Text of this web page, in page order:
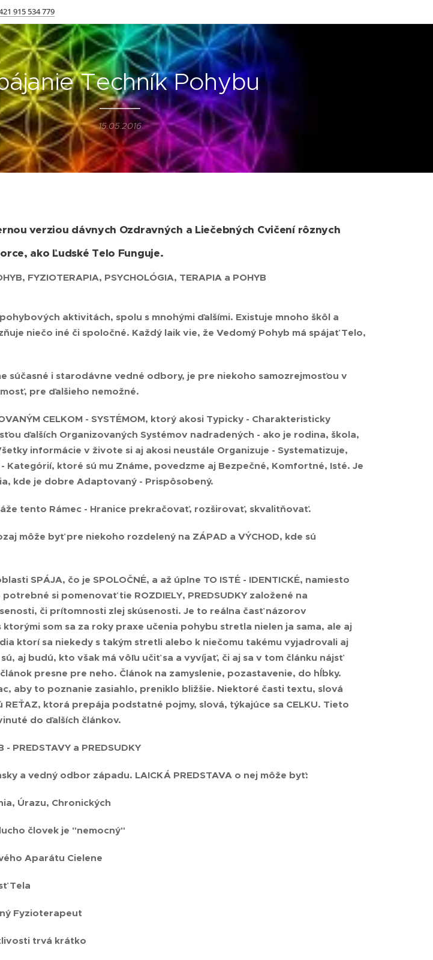
915 534 779
Techník Pohybu
15.05.2016
verziou dávnych Ozdravných a Liečebných Cvičení rôznych
ako Ľudské Telo Funguje.
FYZIOTERAPIA, PSYCHOLÓGIA, TERAPIA a POHYB
pohybových aktivitách, spolu s mnohými ďalšími. Existuje mnoho škôl a
niečo iné či spoločné. Každý laik vie, že Vedomý Pohyb má spájať Telo,
súčasné i starodávne vedné odbory, je pre niekoho samozrejmosťou v
pre ďalšieho nemožné.
CELKOM - SYSTÉMOM, ktorý akosi Typicky - Charakteristicky
ďalších Organizovaných Systémov nadradených - ako je rodina, škola,
informácie v živote si aj akosi neustále Organizuje - Systematizuje,
ktoré sú mu Známe, povedzme aj Bezpečné, Komfortné, Isté. Je
kde je dobre Adaptovaný - Prispôsobený.
tento Rámec - Hranice prekračovať, rozširovať, skvalitňovať.
môže byť pre niekoho rozdelený na ZÁPAD a VÝCHOD, kde sú
SPÁJA, čo je SPOLOČNÉ, a až úplne TO ISTÉ - IDENTICKÉ, namiesto
si pomenovať tie ROZDIELY, PREDSUDKY založené na
či prítomnosti zlej skúsenosti. Je to reálna časť názorov
som sa za roky praxe učenia pohybu stretla nielen ja sama, ale aj
ktorí sa niekedy s takým stretli alebo k niečomu takému vyjadrovali aj
aj budú, kto však má vôľu učiť sa a vyvíjať, či aj sa v tom článku nájsť
presne pre neho. Článok na zamyslenie, pozastavenie, do hĺbky.
aby to poznanie zasiahlo, preniklo bližšie. Niektoré časti textu, slová
ktorá prepája podstatné pojmy, slová, týkajúce sa CELKU. Tieto
do ďalších článkov.
- PREDSTAVY a PREDSUDKY
a vedný odbor západu. LAICKÁ PREDSTAVA o nej môže byť:
Úrazu, Chronických
človek je "nemocný"
Aparátu Cielene
Tela
Fyzioterapeut
trvá krátko